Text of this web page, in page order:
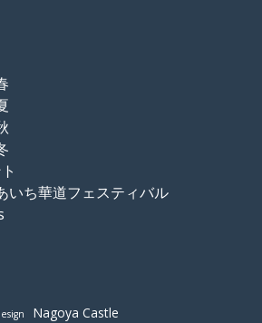
いち華道フェスティバル
Nagoya Castle